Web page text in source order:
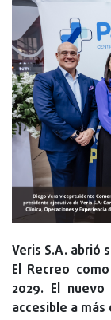
Veris S.A. abrió
El Recreo
2029. El
accesible a